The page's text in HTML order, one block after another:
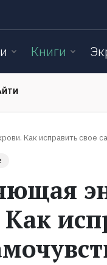
Книги
Как исправить свое